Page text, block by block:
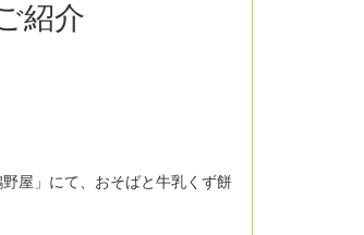
紹介
屋」にて、おそばと牛乳くず餅